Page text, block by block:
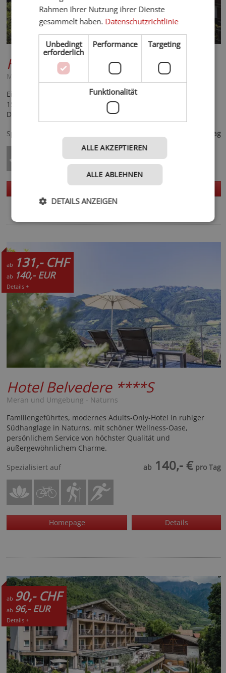
Hotel Panorama***S
Meran und Umgebung - Partschins - Rabland
Einladendes, familiär geführtes Hotel in sonniger Lage & nur
15 Minuten von Meran entfernt, mit Hallenbad, Sauna &
Dampfbad, Gartenlounge & hervorragender Küche.
Spezialisiert auf
pro Tag
Homepage
ab 131,- CHF
ab 140,- EUR
Details +
Hotel Belvedere ****S
Meran und Umgebung - Naturns
Familiengeführtes, modernes Adults-Only-Hotel in ruhiger
Südhanglage in Naturns, mit schöner Wellness-Oase,
persönlichem Service von höchster Qualität und
außergewöhnlichem Charme.
Spezialisiert auf
ab 140,- € pro Tag
Homepage Details
ab 90,- CHF
ab 96,- EUR
Details +
Rahmen Ihrer Nutzung ihrer Dienste
gesammelt haben. Datenschutzrichtlinie
Unbedingt
erforderlich
Performance Targeting
Funktionalität
ALLE AKZEPTIEREN
ALLE ABLEHNEN
DETAILS ANZEIGEN